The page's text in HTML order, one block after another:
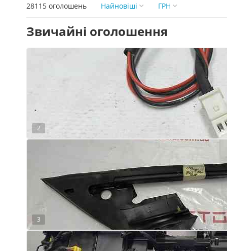
28115 оголошень Найновіші ГРН
Звичайні оголошення
2
3